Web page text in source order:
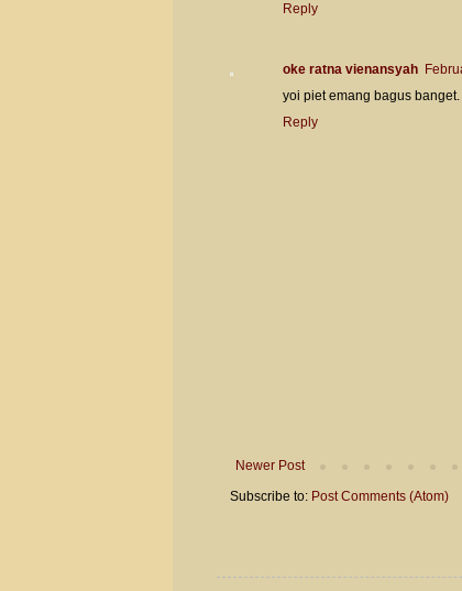
Reply
oke ratna vienansyah
yoi piet emang bagus
Reply
Newer Post
Subscribe to: Post Comments (Atom)